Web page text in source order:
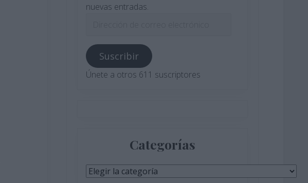
nuevas entradas.
correo
electrónico
Suscribir
Únete a otros 611 suscriptores
Categorías
Categorías